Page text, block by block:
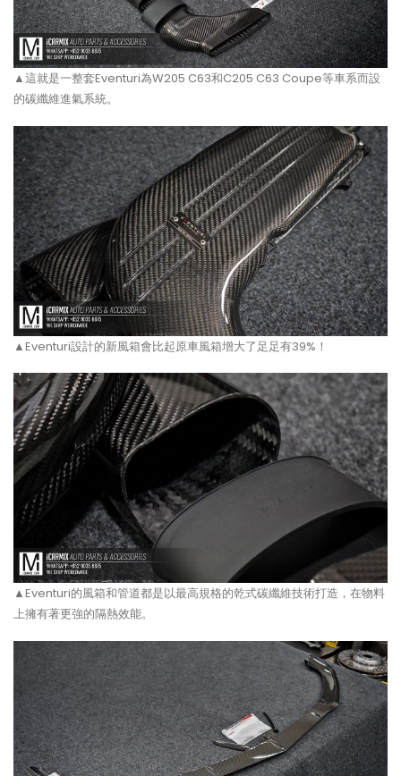
▲這就是一整套Eventuri為W205 C63和C205 C63 Coupe等車系而設
的碳纖維進氣系統。
▲Eventuri設計的新風箱會比起原車風箱增大了足足有39%！
▲Eventuri的風箱和管道都是以最高規格的乾式碳纖維技術打造，在物料
上擁有著更強的隔熱效能。